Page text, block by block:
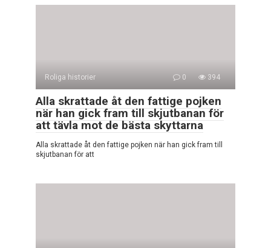
Roliga historier 0 394
Alla skrattade åt den fattige pojken
när han gick fram till skjutbanan för
att tävla mot de bästa skyttarna
Alla skrattade åt den fattige pojken när han gick fram till
skjutbanan för att